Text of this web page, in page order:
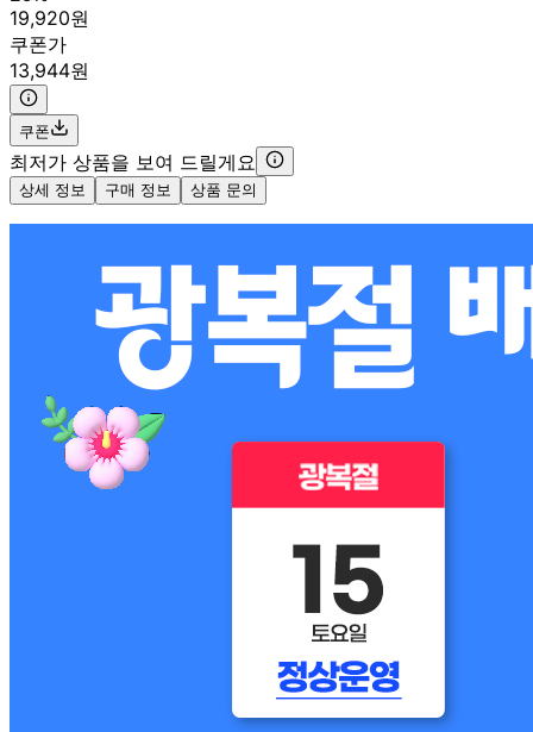
19,920원
쿠폰가
13,944원
쿠폰
최저가 상품을 보여 드릴게요
상세 정보 구매 정보 상품 문의